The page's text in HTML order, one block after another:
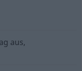
aus,